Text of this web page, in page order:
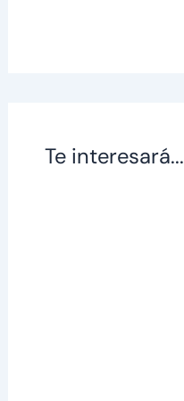
Te interesará...